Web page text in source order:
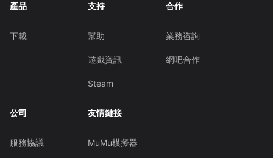
產品
下載
支持
幫助
遊戲資訊
Steam
合作
業務咨詢
網吧合作
公司
服務協議
友情鏈接
MuMu模擬器